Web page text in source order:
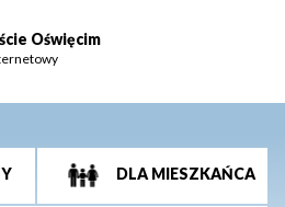
Oświęcim
DLA MIESZKAŃCA